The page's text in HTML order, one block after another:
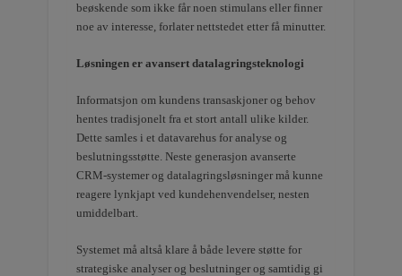
beøskende som ikke får noen stimulans eller finner
noe av interesse, forlater nettstedet etter få minutter.
Løsningen er avansert datalagringsteknologi
Informatsjon om kundens transaskjoner og behov
hentes tradisjonelt fra et stort antall ulike kilder.
Dette samles i et datavarehus for analyse og
beslutningsstøtte. Neste generasjon avanserte
CRM-systemer og datalagringsløsninger må kunne
reagere lynkjapt ved kundehenvendelser, nesten
umiddelbart.
Systemet må altså klare å både levere støtte for
strategiske analyser og beslutninger og samtidig gi